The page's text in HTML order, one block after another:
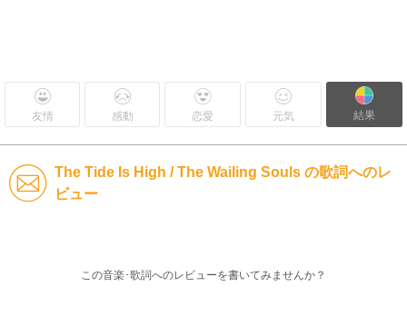
友情 感動 恋愛 元気 結果
The Tide Is High / The Wailing Souls の歌詞へのレ
ビュー
この音楽･歌詞へのレビューを書いてみませんか？